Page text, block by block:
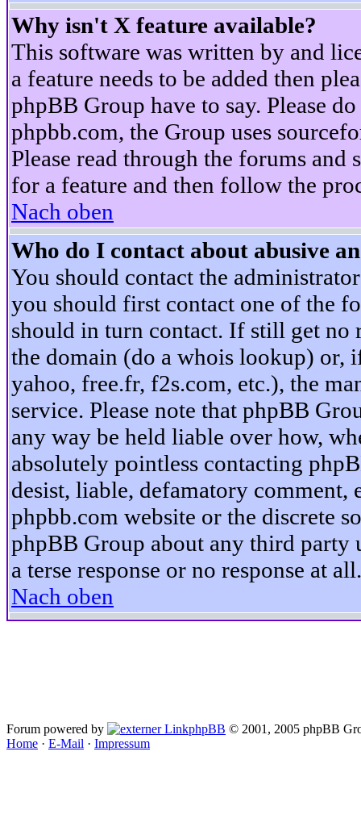
Why isn't X feature available?
This software was written by and
a feature needs to be added then
phpBB Group have to say. Please
phpbb.com, the Group uses
Please read through the forums
for a feature and then follow the
Nach oben
Who do I contact about abusive
You should contact the
you should first contact one of the
should in turn contact. If still get no
the domain (do a whois lookup) or,
yahoo, free.fr, f2s.com, etc.), the
service. Please note that phpBB
any way be held liable over how,
absolutely pointless contacting
desist, liable, defamatory
phpbb.com website or the discrete
phpBB Group about any third party
a terse response or no response at all.
Nach oben
Forum powered by phpBB © 2001, 2005 phpBB
Home · E-Mail · Impressum